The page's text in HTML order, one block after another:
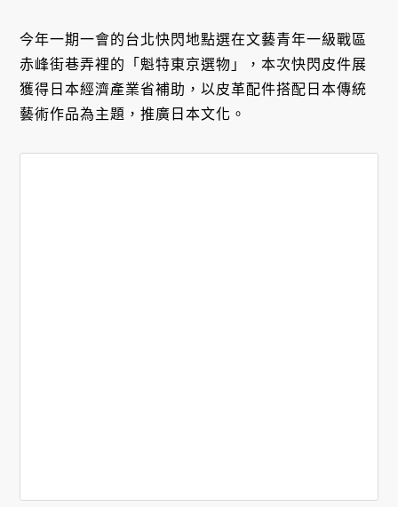
今年一期一會的台北快閃地點選在文藝青年一級戰區
赤峰街巷弄裡的「魁特東京選物」，本次快閃皮件展
獲得日本經濟產業省補助，以皮革配件搭配日本傳統
藝術作品為主題，推廣日本文化。